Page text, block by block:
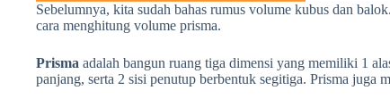
Sebelumnya, kita sudah bahas rumus volume kubus dan
cara menghitung volume prisma.
Prisma adalah bangun ruang tiga dimensi yang memiliki 1
panjang, serta 2 sisi penutup berbentuk segitiga. Prisma juga